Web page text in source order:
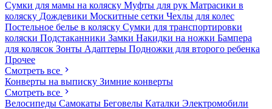
Сумки для мамы на коляску Муфты для рук Матрасики в
коляску Дождевики Москитные сетки Чехлы для колес
Постельное белье в коляску Сумки для транспортировки
коляски Подстаканники Замки Накидки на ножки Бампера
для колясок Зонты Адаптеры Подножки для второго ребенка
Прочее
Смотреть все
Конверты на выписку Зимние конверты
Смотреть все
Велосипеды Самокаты Беговелы Каталки Электромобили